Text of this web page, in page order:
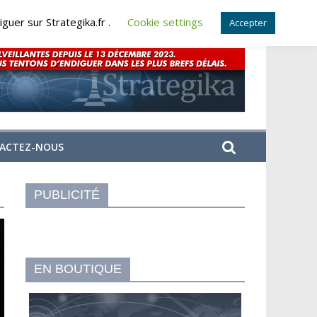
NOUS
PUBLICITÉ
EN BOUTIQUE
sur Strategika.fr . Cookie settings Accepter